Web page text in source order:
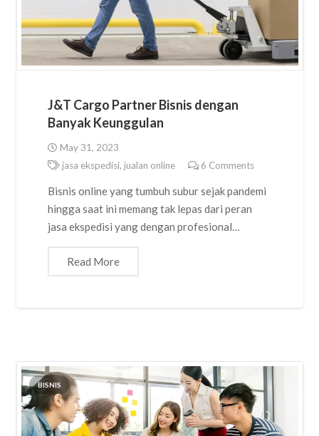
J&T Cargo Partner Bisnis dengan
Banyak Keunggulan
May 31, 2023
jasa ekspedisi, jualan online 6 Comments
Bisnis online yang tumbuh subur sejak pandemi
hingga saat ini memang tak lepas dari peran
jasa ekspedisi yang dengan profesional…
Read More
BISNIS